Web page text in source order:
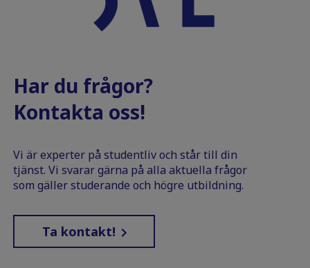
Har du frågor?
Kontakta oss!
Vi är experter på studentliv och står till din
tjänst. Vi svarar gärna på alla aktuella frågor
som gäller studerande och högre utbildning.
Ta kontakt!